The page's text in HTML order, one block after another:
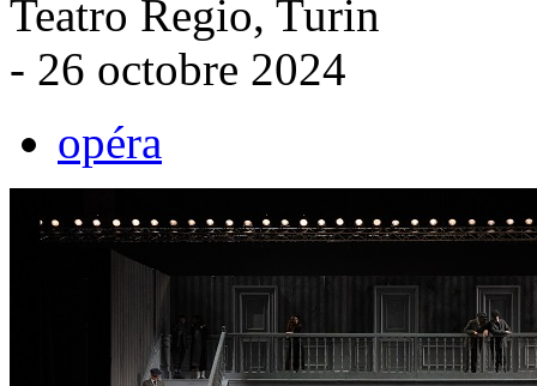
Teatro Regio, Turin
- 26 octobre 2024
opéra